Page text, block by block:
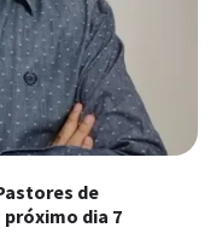
de
dia 7